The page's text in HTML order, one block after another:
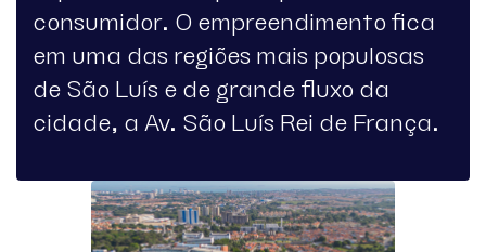
consumidor. O empreendimento fica
em uma das regiões mais populosas
de São Luís e de grande fluxo da
cidade, a Av. São Luís Rei de França.